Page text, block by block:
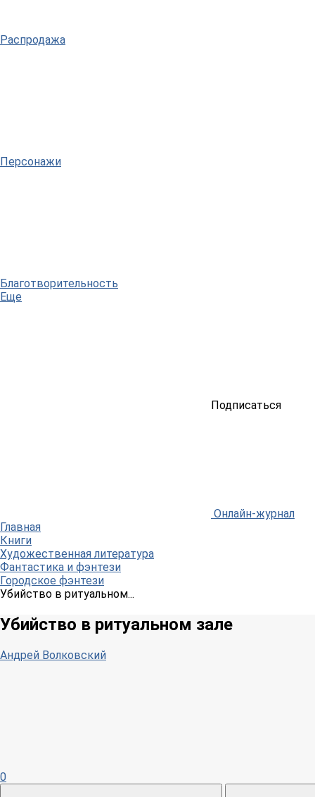
Распродажа
Персонажи
Благотворительность
Еще
Подписаться
Онлайн-журнал
Главная
Книги
Художественная литература
Фантастика и фэнтези
Городское фэнтези
Убийство в ритуальном...
Убийство в ритуальном зале
Андрей Волковский
0